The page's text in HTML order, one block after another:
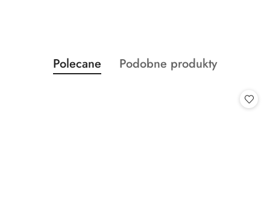
Pomiń karuzelę produktów
Produkty
o
Polecane
Produkty
Podobne produkty